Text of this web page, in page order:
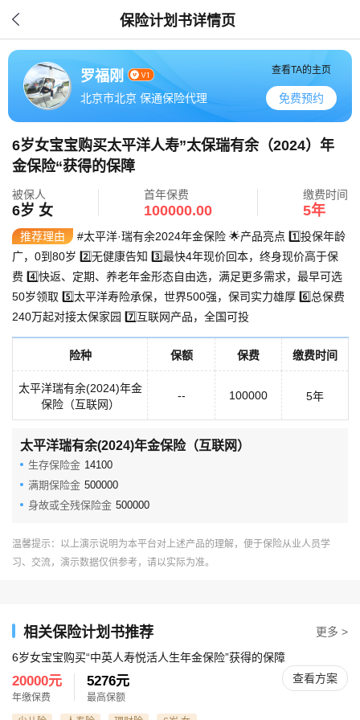
保险计划书详情页
罗福刚
北京市北京 保通保险代理
查看TA的主页
免费预约
6岁女宝宝购买太平洋人寿”太保瑞有余（2024）年
金保险“获得的保障
被保人
6岁 女
首年保费
100000.00
缴费时间
5年
推荐理由
#太平洋·瑞有余2024年金保险 🌟产品亮点 1️⃣投保年龄
广，0到80岁 2️⃣无健康告知 3️⃣最快4年现价回本，终身现价高于保
费 4️⃣快返、定期、养老年金形态自由选，满足更多需求，最早可选
50岁领取 5️⃣太平洋寿险承保，世界500强，保司实力雄厚 6️⃣总保费
240万起对接太保家园 7️⃣互联网产品，全国可投
险种 保额 保费 缴费时间
太平洋瑞有余(2024)年金
保险（互联网）
-- 100000 5年
太平洋瑞有余(2024)年金保险（互联网）
生存保险金 14100
满期保险金 500000
身故或全残保险金 500000
温馨提示：以上演示说明为本平台对上述产品的理解，便于保险从业人员学
习、交流，演示数据仅供参考，请以实际为准。
相关保险计划书推荐
更多 >
6岁女宝宝购买“中英人寿悦活人生年金保险”获得的保障
20000元
年缴保费
5276元
最高保额
查看方案